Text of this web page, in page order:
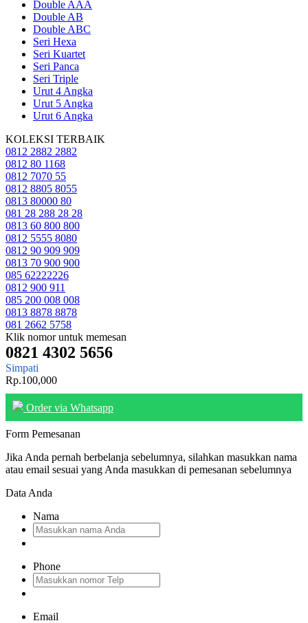
Double AAA
Double AB
Double ABC
Seri Hexa
Seri Kuartet
Seri Panca
Seri Triple
Urut 4 Angka
Urut 5 Angka
Urut 6 Angka
KOLEKSI TERBAIK
0812 2882 2882
0812 80 1168
0812 7070 55
0812 8805 8055
0813 80000 80
081 28 288 28 28
0813 60 800 800
0812 5555 8080
0812 90 909 909
0813 70 900 900
085 62222226
0812 900 911
085 200 008 008
0813 8878 8878
081 2662 5758
Klik nomor untuk memesan
0821 4302 5656
Simpati
Rp.100,000
Order via Whatsapp
Form Pemesanan
Jika Anda pernah berbelanja sebelumnya, silahkan masukkan nama
atau email sesuai yang Anda masukkan di pemesanan sebelumnya
Data Anda
Nama
Phone
Email